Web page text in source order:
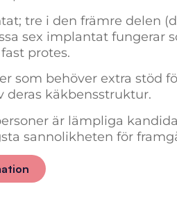
tre i den främre delen
sex implantat fungerar
protes.
som behöver extra stöd
deras käkbensstruktur.
är lämpliga
sannolikheten för